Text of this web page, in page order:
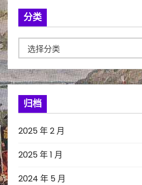
分类
类
归档
2025 年 2 月
2025 年 1 月
2024 年 5 月